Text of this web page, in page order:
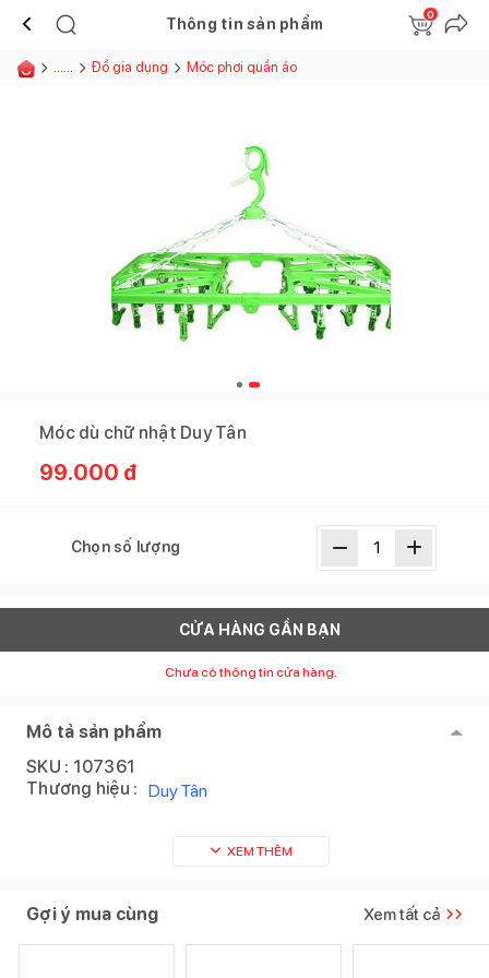
Thông tin sản phẩm
0
...... Đồ gia dụng Móc phơi quần áo
Móc dù chữ nhật Duy Tân
99.000 đ
Chọn số lượng
CỬA HÀNG GẦN BẠN
Chưa có thông tin cửa hàng.
Mô tả sản phẩm
SKU : 107361
Thương hiệu : Duy Tân
XEM THÊM
Gợi ý mua cùng Xem tất cả